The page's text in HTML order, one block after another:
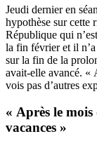
Jeudi dernier en
hypothèse sur cette
République qui
la fin février et il n’a
sur la fin de la
avait-elle avancé. «
vois pas d’autres
« Après le mois
vacances »